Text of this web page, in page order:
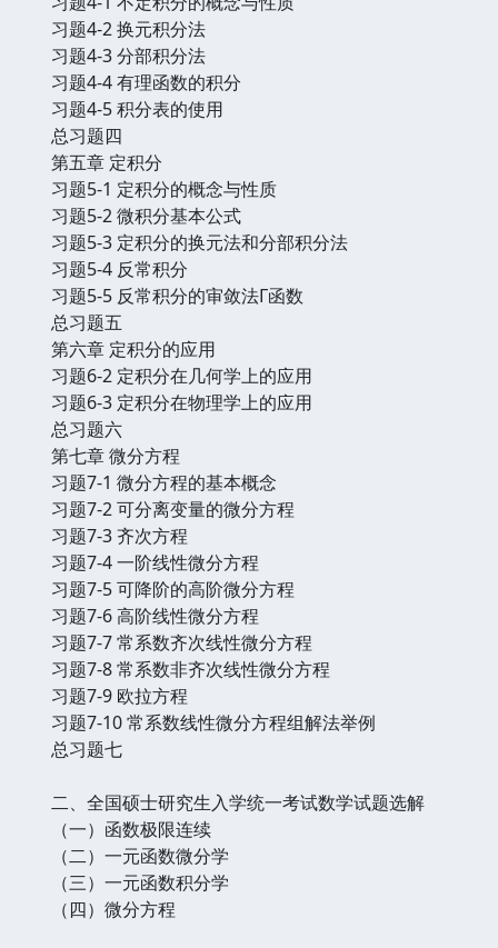
习题4-2 换元积分法
习题4-3 分部积分法
习题4-4 有理函数的积分
习题4-5 积分表的使用
总习题四
第五章 定积分
习题5-1 定积分的概念与性质
习题5-2 微积分基本公式
习题5-3 定积分的换元法和分部积分法
习题5-4 反常积分
习题5-5 反常积分的审敛法Γ函数
总习题五
第六章 定积分的应用
习题6-2 定积分在几何学上的应用
习题6-3 定积分在物理学上的应用
总习题六
第七章 微分方程
习题7-1 微分方程的基本概念
习题7-2 可分离变量的微分方程
习题7-3 齐次方程
习题7-4 一阶线性微分方程
习题7-5 可降阶的高阶微分方程
习题7-6 高阶线性微分方程
习题7-7 常系数齐次线性微分方程
习题7-8 常系数非齐次线性微分方程
习题7-9 欧拉方程
习题7-10 常系数线性微分方程组解法举例
总习题七
二、全国硕士研究生入学统一考试数学试题选解
（一）函数极限连续
（二）一元函数微分学
（三）一元函数积分学
（四）微分方程